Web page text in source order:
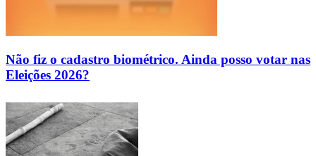
Não fiz o cadastro biométrico. Ainda posso votar nas
Eleições 2026?